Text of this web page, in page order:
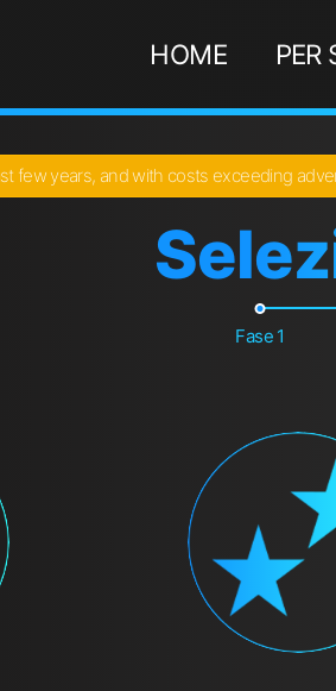
HOME PER
few years, and with costs exceeding
Fase 1